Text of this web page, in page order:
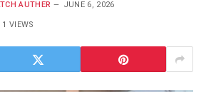
AUTHER JUNE 6, 2026
1 VIEWS